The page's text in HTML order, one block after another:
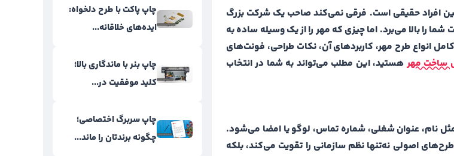
بین افراد حقیقی است. فرقی نمی‌کند صاحب یک شرکت بزرگ
را بالا می‌برد. اما چیزی که مهر را از یک وسیله ساده به
انواع طرح مهر، کاربردهای آن، نکات طراحی، فونت‌های
ساخت مهر هستید، این مطلب می‌تواند به شما در انتخاب
نام، عنوان شغلی، شماره تماس، لوگو یا امضا می‌شود.
اصولی نه‌تنها نظم سازمانی را تقویت می‌کند، بلکه
چاپ پاکت با طرح دلخواه:
ایده‌های خلاقانه...
چاپ بنر با ماندگاری بالا؛
کلید موفقیت در...
چاپ سربرگ اختصاصی؛
چگونه برندتان را ماند...